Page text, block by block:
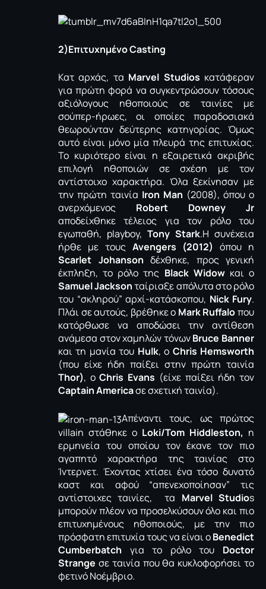
2)Επιτυχημένο Casting
Κατ αρχάς, τα Marvel Studios κατάφεραν
για πρώτη φορά να συγκεντρώσουν τόσους
αξιόλογους ηθοποιούς σε ταινίες με
σούπερ-ήρωες, οι οποίες παραδοσιακά
θεωρούνταν δεύτερης κατηγορίας. Όμως
αυτό είναι μόνο μία πλευρά της επιτυχίας.
Το κυριότερο είναι η εξαιρετικά ακριβής
επιλογή ηθοποιών σε σχέση με τον
αντίστοιχο χαρακτήρα. Όλα ξεκίνησαν με
την πρώτη ταινία Iron Man (2008), όπου ο
ανερχόμενος Robert Downey Jr
αποδείχθηκε τέλειος για τον ρόλο του
εγωπαθή, playboy, Tony Stark.Η συνέχεια
ήρθε με τους Avengers (2012) όπου η
Scarlet Johanson δέχθηκε, προς γενική
έκπληξη, το ρόλο της Black Widowκαι ο
Samuel Jacksonταίριαξε απόλυτα στο ρόλο
του “σκληρού” αρχί-κατάσκοπου, Nick Fury.
Πλάι σε αυτούς, βρέθηκε ο Mark Ruffaloπου
κατόρθωσε να αποδώσει την αντίθεση
ανάμεσα στον χαμηλών τόνωνBruce Banner
και τη μανία του Hulk, o Chris Hemsworth
(που είχε ήδη παίξει στην πρώτη ταινία
Thor), οChris Evans (είχε παίξει ήδη τον
Captain Americaσε σχετική ταινία).
Απέναντι τους, ως πρώτος
villain στάθηκε ο Loki/Tom Hiddleston, η
ερμηνεία του οποίου τον έκανε τον πιο
αγαπητό χαρακτήρα της ταινίας στο
Ίντερνετ. Έχοντας χτίσει ένα τόσο δυνατό
καστ και αφού “απενεχοποίησαν” τις
αντίστοιχες ταινίες, τα Marvel Studios
μπορούν πλέον να προσελκύσουν όλο και πιο
επιτυχημένους ηθοποιούς, με την πιο
πρόσφατη επιτυχία τους να είναι οBenedict
Cumberbatch για το ρόλο του Doctor
Strange σε ταινία που θα κυκλοφορήσει το
φετινό Νοέμβριο.